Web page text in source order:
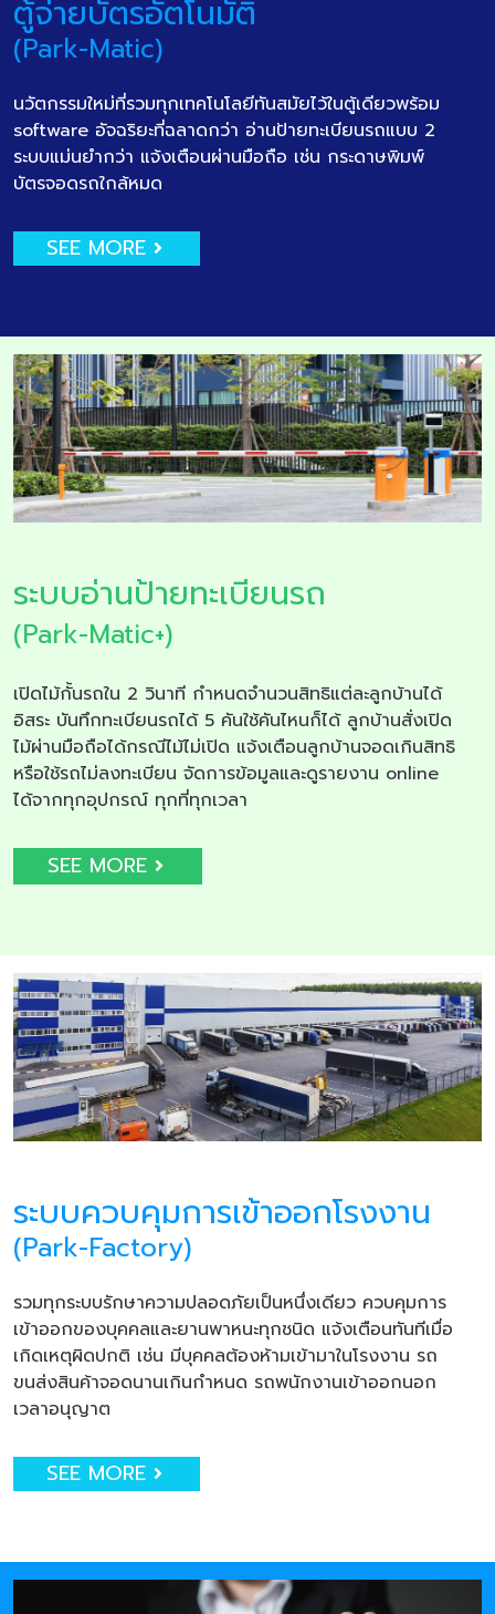
ตู้จ่ายบัตรอัตโนมัติ
(Park-Matic)
นวัตกรรมใหม่ที่รวมทุกเทคโนโลยีทันสมัยไว้ในตู้เดียวพร้อม
software อัจฉริยะที่ฉลาดกว่า อ่านป้ายทะเบียนรถแบบ 2
ระบบแม่นยำกว่า แจ้งเตือนผ่านมือถือ เช่น กระดาษพิมพ์
บัตรจอดรถใกล้หมด
SEE MORE
ระบบอ่านป้ายทะเบียนรถ
(Park-Matic+)
เปิดไม้กั้นรถใน 2 วินาที กำหนดจำนวนสิทธิแต่ละลูกบ้านได้
อิสระ บันทึกทะเบียนรถได้ 5 คันใช้คันไหนก็ได้ ลูกบ้านสั่งเปิด
ไม้ผ่านมือถือได้กรณีไม้ไม่เปิด แจ้งเตือนลูกบ้านจอดเกินสิทธิ
หรือใช้รถไม่ลงทะเบียน จัดการข้อมูลและดูรายงาน online
ได้จากทุกอุปกรณ์ ทุกที่ทุกเวลา
SEE MORE
ระบบควบคุมการเข้าออกโรงงาน
(Park-Factory)
รวมทุกระบบรักษาความปลอดภัยเป็นหนึ่งเดียว ควบคุมการ
เข้าออกของบุคคลและยานพาหนะทุกชนิด แจ้งเตือนทันทีเมื่อ
เกิดเหตุผิดปกติ เช่น มีบุคคลต้องห้ามเข้ามาในโรงงาน รถ
ขนส่งสินค้าจอดนานเกินกำหนด รถพนักงานเข้าออกนอก
เวลาอนุญาต
SEE MORE